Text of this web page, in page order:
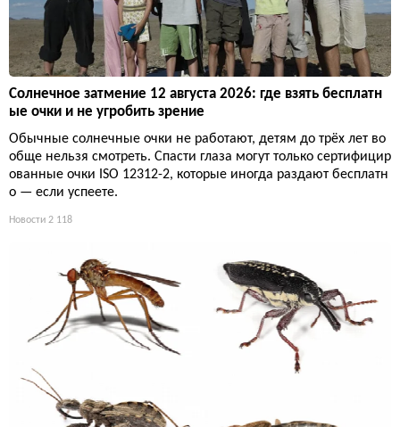
Солнечное затмение 12 августа 2026: где взять бесплатн
ые очки и не угробить зрение
Обычные солнечные очки не работают, детям до трёх лет во
обще нельзя смотреть. Спасти глаза могут только сертифицир
ованные очки ISO 12312-2, которые иногда раздают бесплатн
о — если успеете.
Новости 2 118